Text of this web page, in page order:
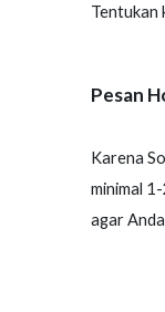
Tentukan
Pesan
Karena
minimal
agar